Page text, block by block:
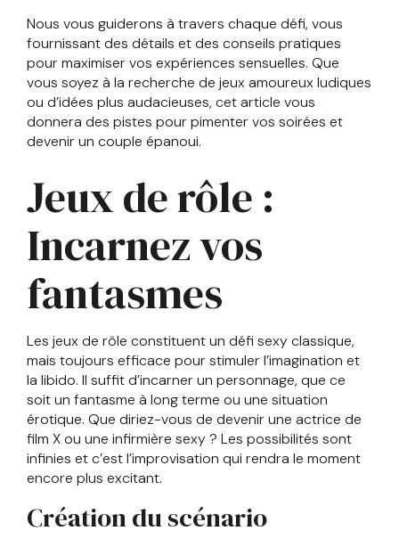
Nous vous guiderons à travers chaque défi, vous
fournissant des détails et des conseils pratiques
pour maximiser vos expériences sensuelles. Que
vous soyez à la recherche de jeux amoureux ludiques
ou d’idées plus audacieuses, cet article vous
donnera des pistes pour pimenter vos soirées et
devenir un couple épanoui.
Jeux de rôle :
Incarnez vos
fantasmes
Les jeux de rôle constituent un défi sexy classique,
mais toujours efficace pour stimuler l’imagination et
la libido. Il suffit d’incarner un personnage, que ce
soit un fantasme à long terme ou une situation
érotique. Que diriez-vous de devenir une actrice de
film X ou une infirmière sexy ? Les possibilités sont
infinies et c’est l’improvisation qui rendra le moment
encore plus excitant.
Création du scénario